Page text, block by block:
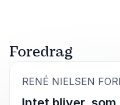
Foredrag
RENÉ NIELSEN